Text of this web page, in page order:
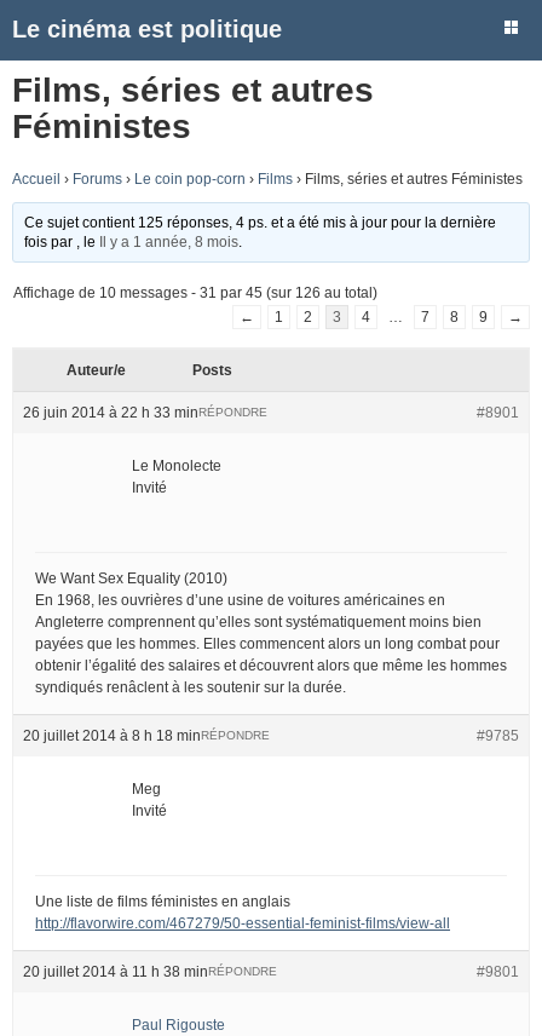
Le cinéma est politique
Films, séries et autres
Féministes
Accueil › Forums › Le coin pop-corn › Films › Films, séries et autres Féministes
Ce sujet contient 125 réponses, 4 ps. et a été mis à jour pour la dernière
fois par
, le Il y a 1 année, 8 mois
Affichage de 10 messages - 31 par 45 (sur 126 au total)
←
1 2 3 4 7 8 9 →
Auteur/e Posts
26 juin 2014 à 22 h 33 min #8901
RÉPONDRE
Le Monolecte
Invité
We Want Sex Equality (2010)
En 1968, les ouvrières d’une usine de voitures américaines en
Angleterre comprennent qu’elles sont systématiquement moins bien
payées que les hommes. Elles commencent alors un long combat pour
obtenir l’égalité des salaires et découvrent alors que même les hommes
syndiqués renâclent à les soutenir sur la durée.
20 juillet 2014 à 8 h 18 min #9785
RÉPONDRE
Meg
Invité
Une liste de films féministes en anglais
http://flavorwire.com/467279/50-essential-feminist-films/view-all
20 juillet 2014 à 11 h 38 min #9801
RÉPONDRE
Paul Rigouste